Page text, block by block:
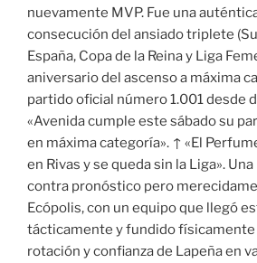
nuevamente MVP. Fue una
consecución del ansiado triplete
España, Copa de la Reina y Liga
aniversario del ascenso a máxima
partido oficial número 1.001 desde
«Avenida cumple este sábado su
en máxima categoría». ↑ «El
en Rivas y se queda sin la Liga».
contra pronóstico pero
Ecópolis, con un equipo que llegó
tácticamente y fundido físicamente
rotación y confianza de Lapeña en